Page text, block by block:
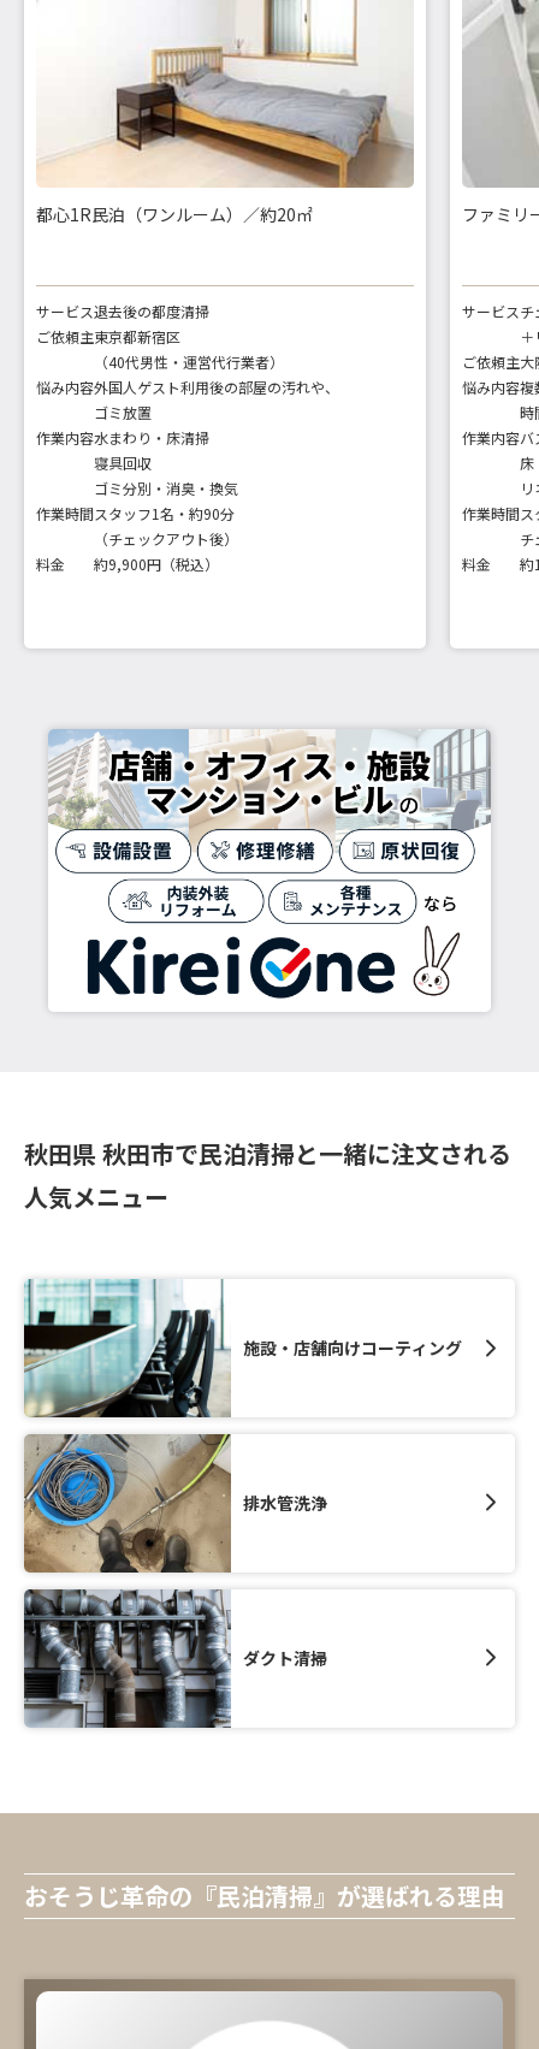
都心1R民泊（ワンルーム）／約20㎡
サービス退去後の都度清掃
ご依頼主東京都新宿区
（40代男性・運営代行業者）
悩み内容外国人ゲスト利用後の部屋の汚れや、
ゴミ放置
作業内容水まわり・床清掃
寝具回収
ゴミ分別・消臭・換気
作業時間スタッフ1名・約90分
（チェックアウト後）
料金
約9,900円（税込）
ファミリ
サービスチ
ご依頼主大
悩み内容複
時
作業内容バ
床
作業時間
チ
料金
約
秋田県 秋田市で民泊清掃と一緒に注文される
人気メニュー
施設・店舗向けコーティング
排水管洗浄
ダクト清掃
おそうじ革命の『民泊清掃』が選ばれる理由